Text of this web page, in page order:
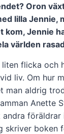
Oron
lilla Jennie,
kom, Jennie
världen
flicka och
liv. Om hur
man aldrig
Anette
föräldrar
skriver boken